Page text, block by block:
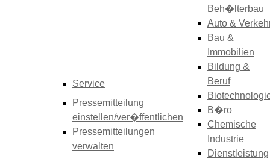
Service
Pressemitteilung
einstellen/ver�ffentlichen
Pressemitteilungen
verwalten
Beh�lterbau
Auto &
Bau &
Immobilien
Bildung &
Beruf
B�ro
Chemische
Industrie
Dienstleistung